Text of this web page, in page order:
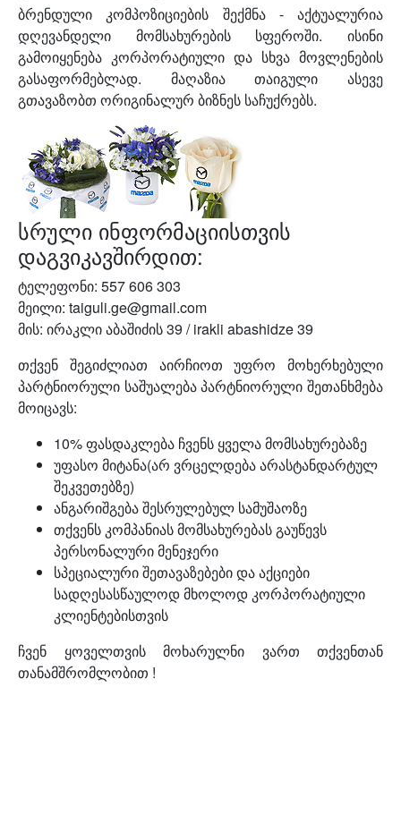
ბრენდული კომპოზიციების შექმნა - აქტუალურია
დღევანდელი მომსახურების სფეროში. ისინი
გამოიყენება კორპორატიული და სხვა მოვლენების
გასაფორმებლად. მაღაზია თაიგული ასევე
გთავაზობთ ორიგინალურ ბიზნეს საჩუქრებს.
სრული ინფორმაციისთვის
დაგვიკავშირდით:
ტელეფონი: 557 606 303
მეილი: taiguli.ge@gmail.com
მის: ირაკლი აბაშიძის 39 / irakli abashidze 39
თქვენ შეგიძლიათ აირჩიოთ უფრო მოხერხებული
პარტნიორული საშუალება პარტნიორული შეთანხმება
მოიცავს:
10% ფასდაკლება ჩვენს ყველა მომსახურებაზე
უფასო მიტანა(არ ვრცელდება არასტანდარტულ
შეკვეთებზე)
ანგარიშგება შესრულებულ სამუშაოზე
თქვენს კომპანიას მომსახურებას გაუწევს
პერსონალური მენეჯერი
სპეციალური შეთავაზებები და აქციები
სადღესასწაულოდ მხოლოდ კორპორატიული
კლიენტებისთვის
ჩვენ ყოველთვის მოხარულნი ვართ თქვენთან
თანამშრომლობით !